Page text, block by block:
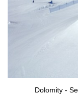
Dolomity -